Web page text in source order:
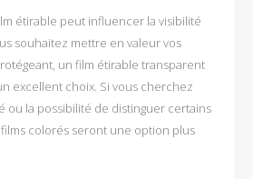
étirable peut influencer la visibilité
souhaitez mettre en valeur vos
un film étirable transparent
excellent choix. Si vous cherchez
ou la possibilité de distinguer certains
colorés seront une option plus